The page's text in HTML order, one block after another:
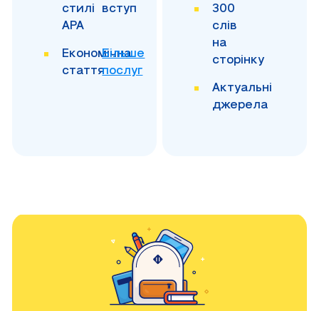
стилі
APA
вступ
Економічна
стаття
Більше
послуг
300
слів
на
сторінку
Актуальні
джерела